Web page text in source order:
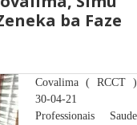
ba Faze
Covalima ( RCCT )
30-04-21
Professionais Saude